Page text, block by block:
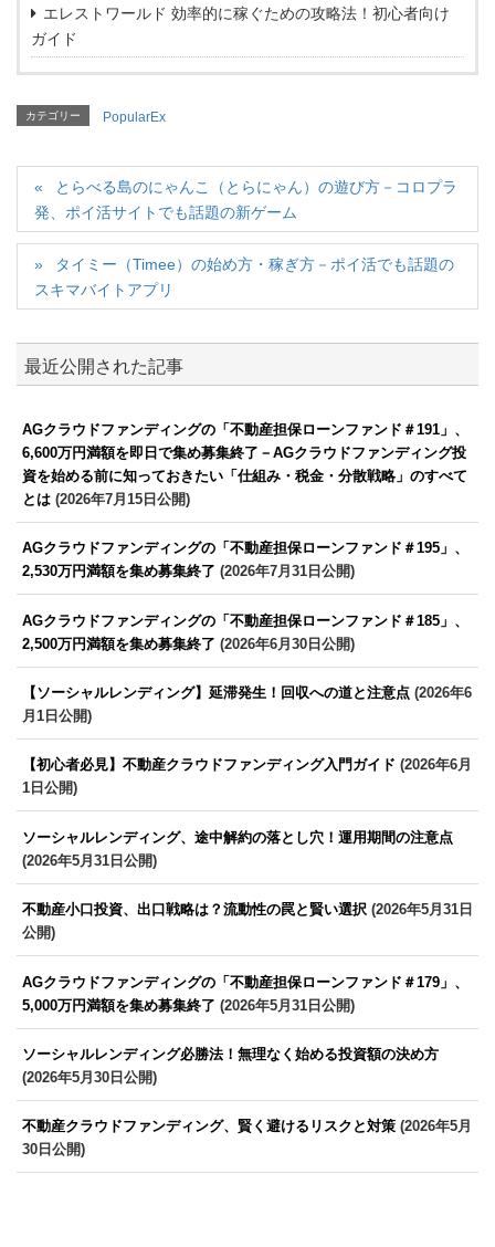
エレストワールド 効率的に稼ぐための攻略法！初心者向け
ガイド
カテゴリー PopularEx
とらべる島のにゃんこ（とらにゃん）の遊び方－コロプラ
発、ポイ活サイトでも話題の新ゲーム
タイミー（Timee）の始め方・稼ぎ方－ポイ活でも話題の
スキマバイトアプリ
最近公開された記事
AGクラウドファンディングの「不動産担保ローンファンド＃191」、
6,600万円満額を即日で集め募集終了－AGクラウドファンディング投
資を始める前に知っておきたい「仕組み・税金・分散戦略」のすべて
とは (2026年7月15日公開)
AGクラウドファンディングの「不動産担保ローンファンド＃195」、
2,530万円満額を集め募集終了 (2026年7月31日公開)
AGクラウドファンディングの「不動産担保ローンファンド＃185」、
2,500万円満額を集め募集終了 (2026年6月30日公開)
【ソーシャルレンディング】延滞発生！回収への道と注意点 (2026年6
月1日公開)
【初心者必見】不動産クラウドファンディング入門ガイド (2026年6月
1日公開)
ソーシャルレンディング、途中解約の落とし穴！運用期間の注意点
(2026年5月31日公開)
不動産小口投資、出口戦略は？流動性の罠と賢い選択 (2026年5月31日
公開)
AGクラウドファンディングの「不動産担保ローンファンド＃179」、
5,000万円満額を集め募集終了 (2026年5月31日公開)
ソーシャルレンディング必勝法！無理なく始める投資額の決め方
(2026年5月30日公開)
不動産クラウドファンディング、賢く避けるリスクと対策 (2026年5月
30日公開)